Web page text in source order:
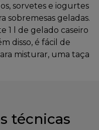
sorvetes e iogurtes
sobremesas geladas.
1 l de gelado caseiro
disso, é fácil de
misturar, uma taça
técnicas